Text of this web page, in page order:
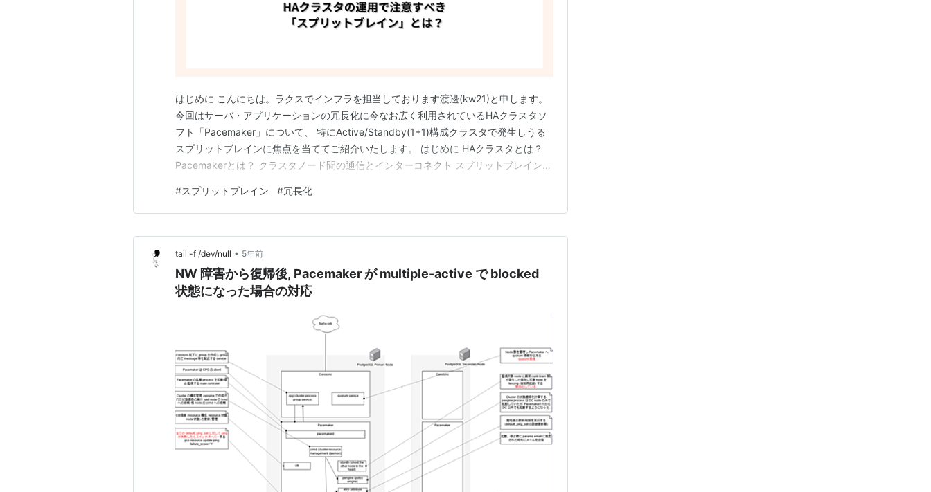
はじめに こんにちは。ラクスでインフラを担当しております渡邊(kw21)と申します。
今回はサーバ・アプリケーションの冗長化に今なお広く利用されているHAクラスタソ
フト「Pacemaker」について、 特にActive/Standby(1+1)構成クラスタで発生しうる
スプリットブレインに焦点を当ててご紹介いたします。 はじめに HAクラスタとは？
Pacemakerとは？ クラスタノード間の通信とインターコネクト スプリットブレインと
スプリットブレインを防ぐ仕組み スプリットブレイン発生後の対処 Pace…
#スプリットブレイン #冗長化
tail -f /dev/null • 5年前
NW 障害から復帰後, Pacemaker が multiple-active で blocked
状態になった場合の対応